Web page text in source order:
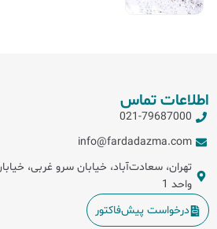
اطلاعات تماس
021-79687000
info@fardadazma.com
واحد 1
درخواست پیش‌فاکتور